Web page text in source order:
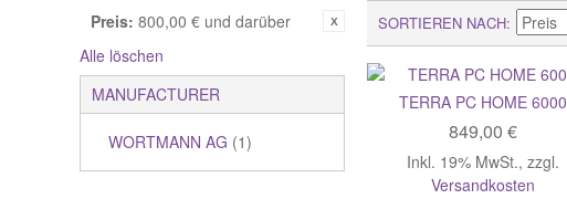
Preis: 800,00 € und darüber
Alle löschen
MANUFACTURER
WORTMANN AG (1)
SORTIEREN NACH
TERRA PC HOME 6000
849,00 €
Inkl. 19% MwSt., zzgl.
Versandkosten